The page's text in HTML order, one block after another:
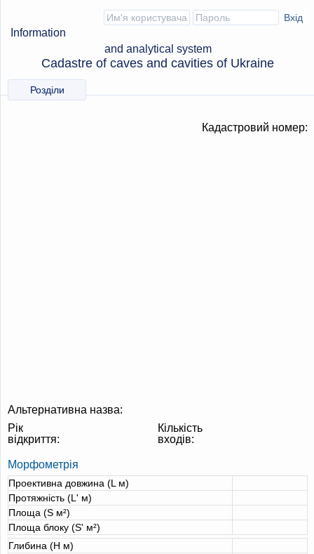
Information
and analytical system
Cadastre of caves and cavities of Ukraine
Розділи
Кадастровий номер:
Альтернативна назва:
Рік
відкриття:
Кількість
входів:
Морфометрія
Проективна довжина (L м)
Протяжність (L' м)
Площа (S м²)
Площа блоку (S' м²)
Глибина (H м)